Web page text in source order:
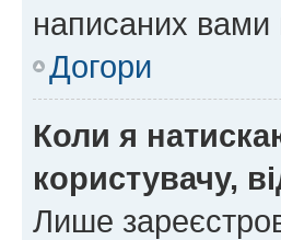
написаних вами
Догори
Коли я
користувачу,
Лише